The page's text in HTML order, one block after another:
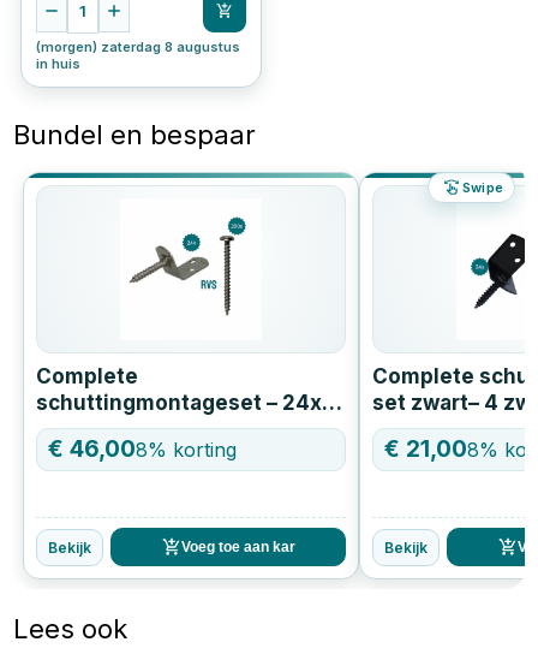
1
(morgen) zaterdag 8 augustus
in huis
Bundel en bespaar
Swipe
Complete
schuttingmontageset – 24x
RVS vlechtschermsteunen +
RVS bolkopschroeven 4x30
€46,008% korting
Bekijk Voeg toe aan kar
Complete
set zwart– 4
Woodies
€ 21,008%
Bekijk
Lees ook